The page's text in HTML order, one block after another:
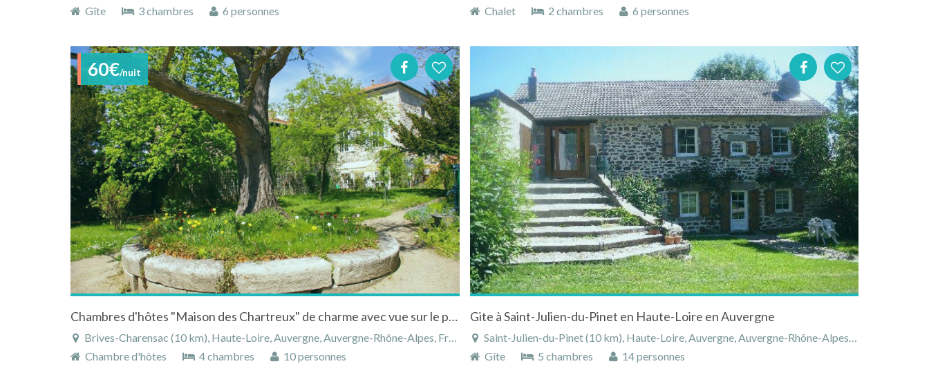
Gîte
3 chambres 6 personnes
Chalet
2 chambres 6 personnes
60€/nuit
Chambres d'hôtes "Maison des Chartreux" de charme avec vue sur le parc
Brives-Charensac (10 km), Haute-Loire, Auvergne, Auvergne-Rhône-Alpes, France
Chambre d'hôtes
4 chambres 10 personnes
Gite à Saint-Julien-du-Pinet en Haute-Loire en Auvergne
Saint-Julien-du-Pinet (10 km), Haute-Loire, Auvergne, Auvergne-Rhône-Alpes, France
Gîte
5 chambres 14 personnes